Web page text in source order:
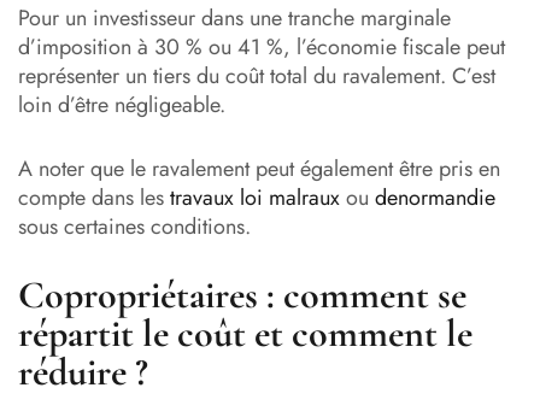
Pour un investisseur dans une tranche marginale
d’imposition à 30 % ou 41 %, l’économie fiscale peut
représenter un tiers du coût total du ravalement. C’est
loin d’être négligeable.
A noter que le ravalement peut également être pris en
compte dans lestravaux loi malrauxou denormandie
sous certaines conditions.
Copropriétaires : comment se
répartit le coût et comment le
réduire ?